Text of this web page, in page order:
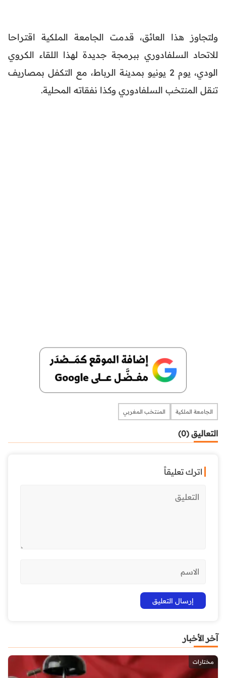
ولتجاوز هذا العائق، قدمت الجامعة الملكية اقتراحا
للاتحاد السلفادوري ببرمجة جديدة لهذا اللقاء الكروي
الودي، يوم 2 يونيو بمدينة الرباط، مع التكفل بمصاريف
تنقل المنتخب السلفادوري وكذا نفقاته المحلية.
الجامعة الملكية المنتخب المغربي
التعاليق (0)
اترك تعليقاً
آخر الأخبار
مختارات